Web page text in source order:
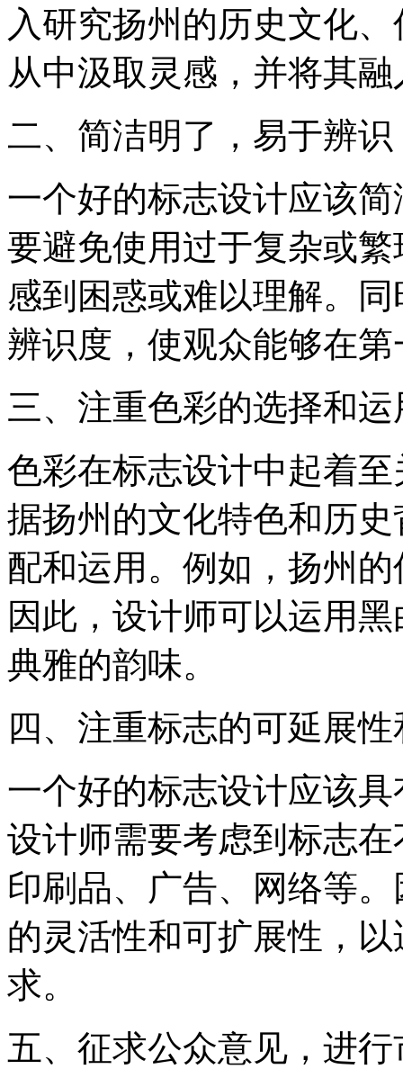
入研究扬州的历史文化
从中汲取灵感，并将其
二、简洁明了，易于辨识
一个好的标志设计应该
要避免使用过于复杂或
感到困惑或难以理解。
辨识度，使观众能够在
三、注重色彩的选择和运
色彩在标志设计中起着
据扬州的文化特色和历
配和运用。例如，扬州
因此，设计师可以运用
典雅的韵味。
四、注重标志的可延展
一个好的标志设计应该
设计师需要考虑到标志
印刷品、广告、网络等
的灵活性和可扩展性，
求。
五、征求公众意见，进